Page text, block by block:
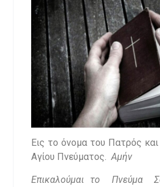
Εις το όνομα του Πατρός και
Αγίου Πνεύματος. Αμήν
Επικαλούμαι το Πνεύμα